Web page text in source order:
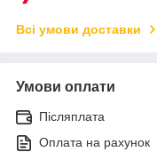
Всі умови доставки
Умови оплати
Післяплата
Оплата на рахунок